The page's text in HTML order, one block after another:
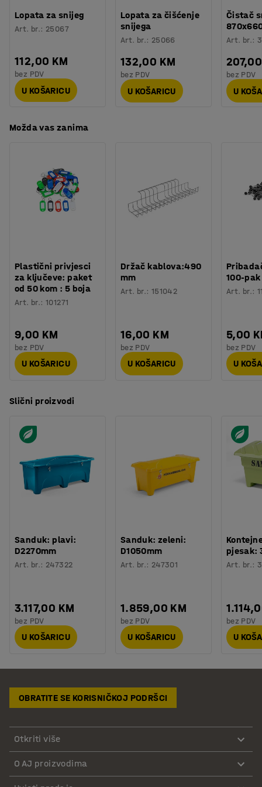
Lopata za snijeg
Art. br.: 25067
112,00 KM
bez PDV
U KOŠARICU
Lopata za čišćenje
snijega
Art. br.: 25066
132,00 KM
bez PDV
U KOŠARICU
Čistač
Art. br.:
bez PDV
U
Možda vas zanima
Plastični privjesci
za ključeve: paket
od 50 kom : 5 boja
Art. br.:101271
9,00 KM
bez PDV
U KOŠARICU
Držač kablova:490
mm
Art. br.: 151042
16,00 KM
bez PDV
U KOŠARICU
100-pak
Art. br.:
5,00
bez PDV
U
Slični proizvodi
Sanduk: plavi:
D2270mm
Art. br.: 247322
3.117,00 KM
bez PDV
U KOŠARICU
Sanduk: zeleni:
D1050mm
Art. br.: 247301
1.859,00 KM
bez PDV
U KOŠARICU
pjesak:
Art. br.:
bez PDV
U
OBRATITE SE KORISNIČKOJ PODRŠCI
Otkriti više
O AJ proizvodima